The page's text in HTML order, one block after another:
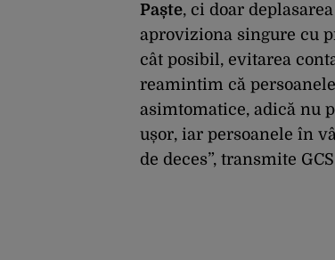
Paște, ci doar
aproviziona singure cu
cât posibil, evitarea
reamintim că
asimtomatice, adică nu
ușor, iar persoanele în
de deces”, transmite